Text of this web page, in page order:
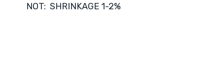
NOT: SHRINKAGE 1-2%